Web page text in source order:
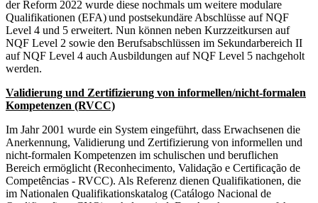
der Reform 2022 wurde diese nochmals um weitere modulare
Qualifikationen (EFA)und postsekundäre Abschlüsse auf NQF
Level 4 und 5 erweitert. Nun können neben Kurzzeitkursen auf
NQF Level 2 sowie den Berufsabschlüssen im Sekundarbereich II
auf NQF Level 4 auch Ausbildungen auf NQF Level 5 nachgeholt
werden.
Validierung und Zertifizierung von informellen/nicht-formalen
Kompetenzen (RVCC)
Im Jahr 2001 wurde ein System eingeführt, dass Erwachsenen die
Anerkennung, Validierung und Zertifizierung von informellen und
nicht-formalen Kompetenzen im schulischen und beruflichen
Bereich ermöglicht (Reconhecimento, Validação e Certificação de
Competências - RVCC). Als Referenz dienen Qualifikationen, die
im Nationalen Qualifikationskatalog (Catálogo Nacional de